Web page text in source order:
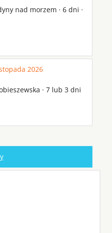
nad morzem · 6 dni ·
2026
· 7 lub 3 dni